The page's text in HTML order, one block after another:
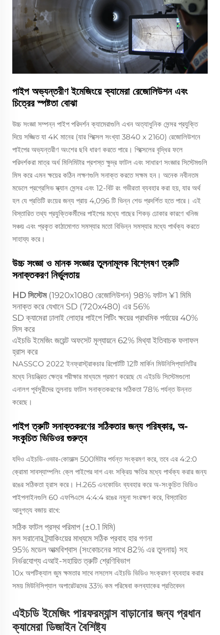
পাইপ অভ্যন্তরীণ ইমেজিংয়ে ক্যামেরা রেজোলিউশন এবং
চিত্রের স্পষ্টতা বোঝা
উচ্চ সংজ্ঞা সম্পন্ন পাইপ পরিদর্শন ক্যামেরাগুলি এখন অত্যাধুনিক সেন্সর প্রযুক্তি
দিয়ে সজ্জিত যা 4K মানের (যার পিক্সেল সংখ্যা 3840 x 2160) রেজোলিউশনে
পাইপের অভ্যন্তরীণ অংশের ছবি ধারণ করতে পারে। পিক্সেলের বৃদ্ধির ফলে
পরিদর্শকরা মাত্র অর্ধ মিলিমিটার প্রশস্ত ক্ষুদ্র ফাটল এবং সাধারণ সংজ্ঞার সিস্টেমগুলি
মিস করে এমন ক্ষয়ের কঠিন লক্ষণগুলি সনাক্ত করতে সক্ষম হন। অনেক নবীনতম
মডেলে প্রগ্রেসিভ স্ক্যান সেন্সর এবং 12-বিট রং গভীরতা ব্যবহার করা হয়, যার অর্থ
হল যে প্রতিটি রংয়ের জন্য প্রায় 4,096 টি ভিন্ন শেড প্রদর্শিত হতে পারে। এই
বিস্তারিত তথ্য প্রযুক্তিকর্মীদের পাইপের মধ্যে গাছের শিকড় ঢোকার কারণে খনিজ
সঞ্চয় এবং প্রকৃত কাঠামোগত সমস্যার মতো বিভিন্ন সমস্যার মধ্যে পার্থক্য করতে
সাহায্য করে।
উচ্চ সংজ্ঞা ও মানক সংজ্ঞার তুলনামূলক বিশ্লেষণ ত্রুটি
সনাক্তকরণ নির্ভুলতায়
HD সিস্টেম (1920x1080 রেজোলিউশন) 98% ফাটল ¥1 মিমি
সনাক্ত করে যেখানে SD (720x480) এর 56%
SD ক্যামেরা ঢালাই লোহার পাইপে পিটিং ক্ষয়ের প্রাথমিক পর্যায়ের 40%
মিস করে
এইচডি ইমেজিং জয়েন্ট অফসেট মূল্যায়নে 62% মিথ্যা ইতিবাচক ফলাফল
হ্রাস করে
NASSCO 2022 ইনফ্রাস্ট্রাকচার রিপোর্টটি 12টি মার্কিন মিউনিসিপ্যালিটির
মধ্যে নিয়ন্ত্রিত ক্ষেত্র পরীক্ষার মাধ্যমে প্রমাণ করেছে যে এইচডি সিস্টেমগুলো
এনালগ পূর্বসূরীদের তুলনায় ফাটল সনাক্তকরণের সঠিকতা 78% পর্যন্ত উন্নত
করেছে।
পাইপ ত্রুটি সনাক্তকরণের সঠিকতার জন্য পরিষ্কার, অ-
সংকুচিত ভিডিওর গুরুত্ব
যদিও এইচডি-ওভার-কোয়াক্স 500মিটার পর্যন্ত সংক্রমণ করে, তবে এর 4:2:0
ক্রোমা সাবস্যাম্পলিং ক্লে পাইপের দাগ এবং সক্রিয় ক্ষতির মধ্যে পার্থক্য করার জন্য
রঙের সঠিকতা হ্রাস করে। H.265 এনকোডিং ব্যবহার করে অ-সংকুচিত ভিডিও
পাইপলাইনগুলি 60 এফপিএসে 4:4:4 রঙের নমুনা সংরক্ষণ করে, বিস্তারিত
আনুগত্য বজায় রাখে:
সঠিক ফাটল প্রস্থ পরিমাপ (±0.1 মিমি)
মল সরানোর ট্র্যাকিংয়ের মাধ্যমে সঠিক প্রবাহ হার গণনা
95% মডেল আত্মবিশ্বাস (সংকোচনের সাথে 82% এর তুলনায়) সহ
নির্ভরযোগ্য এআই-সহায়িত ত্রুটি শ্রেণিবিভাগ
10x অপটিক্যাল জুম ক্ষমতার সাথে লসলেস এইচডি ভিডিও সংক্রমণ ব্যবহার করার
সময় মিউনিসিপ্যাল অপারেটরদের 33% কম পরিষেবা কলব্যাকের প্রতিবেদন
এইচডি ইমেজিং পারফরম্যান্স বাড়ানোর জন্য প্রধান
ক্যামেরা ডিজাইন বৈশিষ্ট্য